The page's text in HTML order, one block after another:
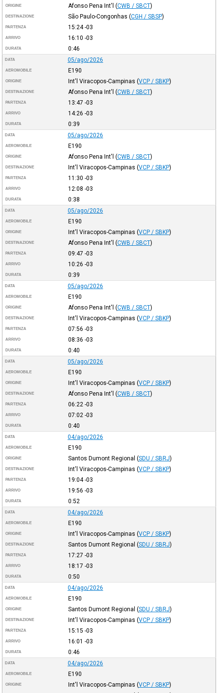
ORIGINE Afonso Pena Int'l (CWB / SBCT)
DESTINAZIONE São Paulo-Congonhas (CGH / SBSP)
PARTENZA 15:24-03
ARRIVO 16:10 -03
DURATA 0:46
DATA 05/ago/2026
AEROMOBILE E190
ORIGINE Int'l Viracopos-Campinas (VCP / SBKP)
DESTINAZIONE Afonso Pena Int'l (CWB / SBCT)
PARTENZA 13:47 -03
ARRIVO 14:26 -03
DURATA 0:39
DATA 05/ago/2026
AEROMOBILE E190
ORIGINE Afonso Pena Int'l (CWB / SBCT)
DESTINAZIONE Int'l Viracopos-Campinas (VCP / SBKP)
PARTENZA 11:30 -03
ARRIVO 12:08 -03
DURATA 0:38
DATA 05/ago/2026
AEROMOBILE E190
ORIGINE Int'l Viracopos-Campinas (VCP / SBKP)
DESTINAZIONE Afonso Pena Int'l (CWB / SBCT)
PARTENZA 09:47 -03
ARRIVO 10:26 -03
DURATA 0:39
DATA 05/ago/2026
AEROMOBILE E190
ORIGINE Afonso Pena Int'l (CWB / SBCT)
DESTINAZIONE Int'l Viracopos-Campinas (VCP / SBKP)
PARTENZA 07:56 -03
ARRIVO 08:36 -03
DURATA 0:40
DATA 05/ago/2026
AEROMOBILE E190
ORIGINE Int'l Viracopos-Campinas (VCP / SBKP)
DESTINAZIONE Afonso Pena Int'l (CWB / SBCT)
PARTENZA 06:22 -03
ARRIVO 07:02 -03
DURATA 0:40
DATA 04/ago/2026
AEROMOBILE E190
ORIGINE Santos Dumont Regional (SDU / SBRJ)
DESTINAZIONE Int'l Viracopos-Campinas (VCP / SBKP)
PARTENZA 19:04-03
ARRIVO 19:56 -03
DURATA 0:52
DATA 04/ago/2026
AEROMOBILE E190
ORIGINE Int'l Viracopos-Campinas (VCP / SBKP)
DESTINAZIONE Santos Dumont Regional (SDU / SBRJ)
PARTENZA 17:27 -03
ARRIVO 18:17 -03
DURATA 0:50
DATA 04/ago/2026
AEROMOBILE E190
ORIGINE Santos Dumont Regional (SDU / SBRJ)
DESTINAZIONE Int'l Viracopos-Campinas (VCP / SBKP)
PARTENZA 15:15 -03
ARRIVO 16:01 -03
DURATA 0:46
DATA 04/ago/2026
AEROMOBILE E190
ORIGINE Int'l Viracopos-Campinas (VCP / SBKP)